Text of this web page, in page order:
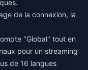
de la connexion, la
"Global" tout en
pour un streaming
de 16 langues